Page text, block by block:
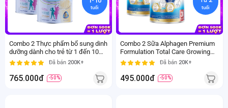
tuổi
Combo 2 Thực phẩm bổ sung dinh
dưỡng dành cho trẻ từ 1 đến 10
tuổi Kid Essentials Nutritionally
Complete vị vani
Đã bán 200K+
765.000đ -50%
tuổi
Combo 2 Sữa Alphagen Premium
Formulation Total Care Growing
Up Formula 800g (từ 24 tháng trở
lên)
Đã bán 20K+
495.000đ -50%